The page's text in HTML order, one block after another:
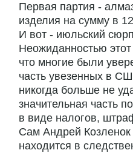
Первая партия -
изделия на сумму в
И вот - июльский
Неожиданностью этот
что многие были
часть увезенных в
никогда больше не
значительная часть
в виде налогов,
Сам Андрей
находится в